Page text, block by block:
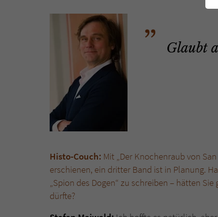
Glaubt
Histo-Couch: Mit „Der Knochenraub von
erschienen, ein dritter Band ist in Planung.
„Spion des Dogen“ zu schreiben – hätten
dürfte?